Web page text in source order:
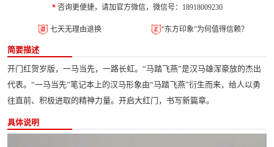
*咨询更便捷，请加官方微信，微信号：18918009230
七天无理由退换 “东方印象”为何值得信赖？
简要描述
开门红贺岁版，一马当先，一路长虹。“马踏飞燕”是汉马雄浑豪放的杰出
代表。“一马当先”笔记本上的汉马形象由“马踏飞燕”衍生而来，给人以勇
往直前、积极进取的精神力量。开启大红门，书写新篇章。
具体说明